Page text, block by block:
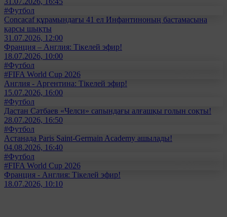
#Футбол
Concacaf құрамындағы 41 ел Инфантиноның бастамасына
қарсы шықты
31.07.2026, 12:00
Франция – Англия: Тікелей эфир!
18.07.2026, 10:00
#Футбол
#FIFA World Cup 2026
Англия - Аргентина: Тікелей эфир!
15.07.2026, 16:00
#Футбол
Дастан Сәтбаев «Челси» сапындағы алғашқы голын соқты!
28.07.2026, 16:50
#Футбол
Астанада Paris Saint-Germain Academy ашылады!
04.08.2026, 16:40
#Футбол
#FIFA World Cup 2026
Франция - Англия: Тікелей эфир!
18.07.2026, 10:10